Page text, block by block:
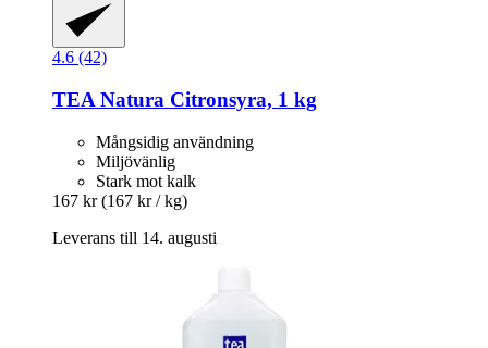
4.6 (42)
TEA Natura Citronsyra, 1 kg
Mångsidig användning
Miljövänlig
Stark mot kalk
167 kr (167 kr / kg)
Leverans till 14. augusti